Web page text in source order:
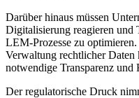
Darüber hinaus müssen
Digitalisierung reagieren und
LEM-Prozesse zu
Verwaltung rechtlicher Daten
notwendige Transparenz und
Der regulatorische Druck